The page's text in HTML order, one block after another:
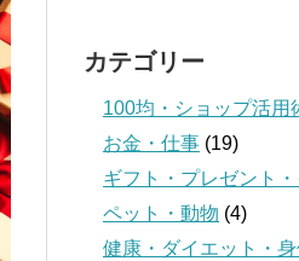
カテゴリー
100均・ショップ活用
お金・仕事 (19)
ギフト・プレゼント・
ペット・動物 (4)
健康・ダイエット・